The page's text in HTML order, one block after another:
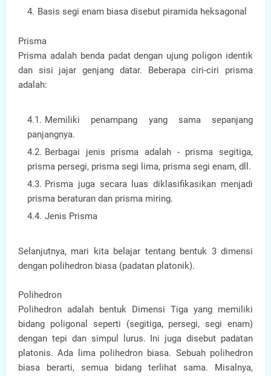
Basis segi enam biasa disebut piramida heksagonal
Prisma
Prisma adalah benda padat dengan ujung poligon identik
dan sisi jajar genjang datar. Beberapa ciri-ciri prisma
adalah:
Memiliki penampang yang sama sepanjang
panjangnya.
Berbagai jenis prisma adalah - prisma segitiga,
prisma persegi, prisma segi lima, prisma segi enam, dll.
Prisma juga secara luas diklasifikasikan menjadi
prisma beraturan dan prisma miring.
Jenis Prisma
Selanjutnya, mari kita belajar tentang bentuk 3 dimensi
dengan polihedron biasa (padatan platonik).
Polihedron
Polihedron adalah bentuk Dimensi Tiga yang memiliki
bidang poligonal seperti (segitiga, persegi, segi enam)
dengan tepi dan simpul lurus. Ini juga disebut padatan
platonis. Ada lima polihedron biasa. Sebuah polihedron
biasa berarti, semua bidang terlihat sama. Misalnya,